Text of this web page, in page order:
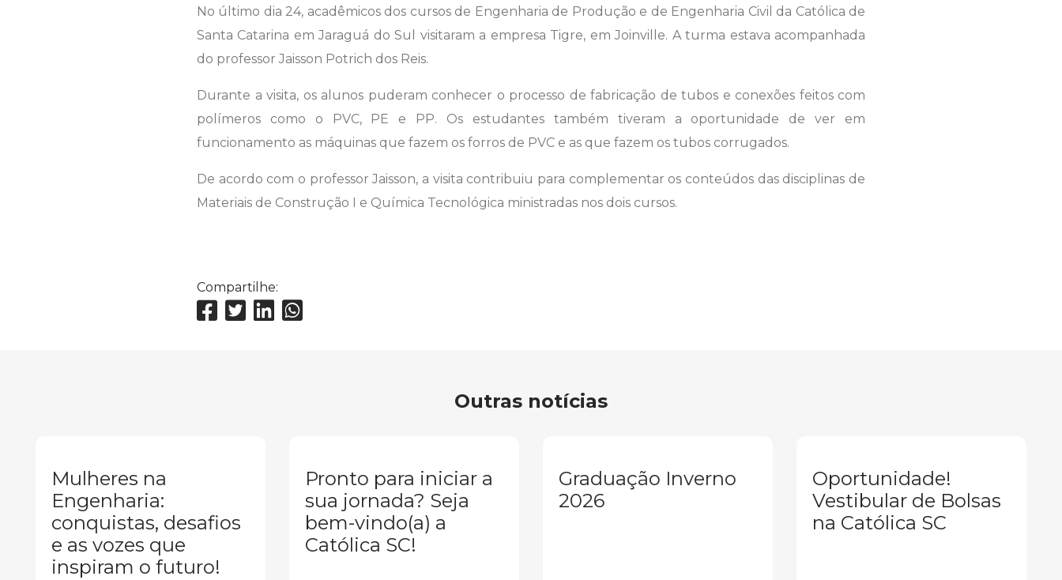
No último dia 24, acadêmicos dos cursos de Engenharia de Produção e de Engenharia Civil da Católica de
Santa Catarina em Jaraguá do Sul visitaram a empresa Tigre, em Joinville. A turma estava acompanhada
do professor Jaisson Potrich dos Reis.
Durante a visita, os alunos puderam conhecer o processo de fabricação de tubos e conexões feitos com
polímeros como o PVC, PE e PP. Os estudantes também tiveram a oportunidade de ver em
funcionamento as máquinas que fazem os forros de PVC e as que fazem os tubos corrugados.
De acordo com o professor Jaisson, a visita contribuiu para complementar os conteúdos das disciplinas de
Materiais de Construção I e Química Tecnológica ministradas nos dois cursos.
Compartilhe:
Outras notícias
Mulheres na
Engenharia:
conquistas, desafios
e as vozes que
inspiram o futuro!
Pronto para iniciar a
sua jornada? Seja
bem-vindo(a) a
Católica SC!
Graduação Inverno
2026
Oportunidade!
Vestibular de Bolsas
na Católica SC